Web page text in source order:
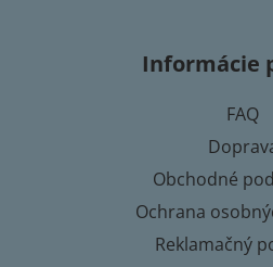
Informácie
FAQ
Obchodné
Ochrana
Reklamačný